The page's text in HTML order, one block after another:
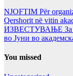
NJOFTIM Për
Qershorit në vitin
ИЗВЕСТУВАЊЕ За
во Јуни во
You missed